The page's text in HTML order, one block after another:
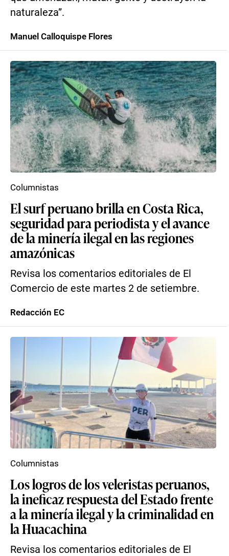
naturaleza”.
Manuel Calloquispe Flores
El surf peruano brilla en Costa Rica,
seguridad para periodista y el avance
de la minería ilegal en las regiones
amazónicas
Revisa los comentarios editoriales de El
Comercio de este martes 2 de setiembre.
Columnistas
Redacción EC
Los logros de los veleristas peruanos,
la ineficaz respuesta del Estado frente
a la minería ilegal y la criminalidad en
la Huacachina
Revisa los comentarios editoriales de El
Columnistas